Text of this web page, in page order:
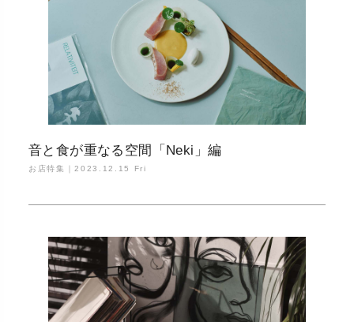
音と食が重なる空間「Neki」編
お店特集｜2023.12.15 Fri